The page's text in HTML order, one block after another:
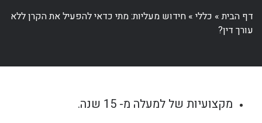
דף הבית» כללי» חידוש מעליות: מתי כדאי להפעיל את הקרן ללא
עורך דין?
מקצועיות של למעלה מ- 15 שנה.